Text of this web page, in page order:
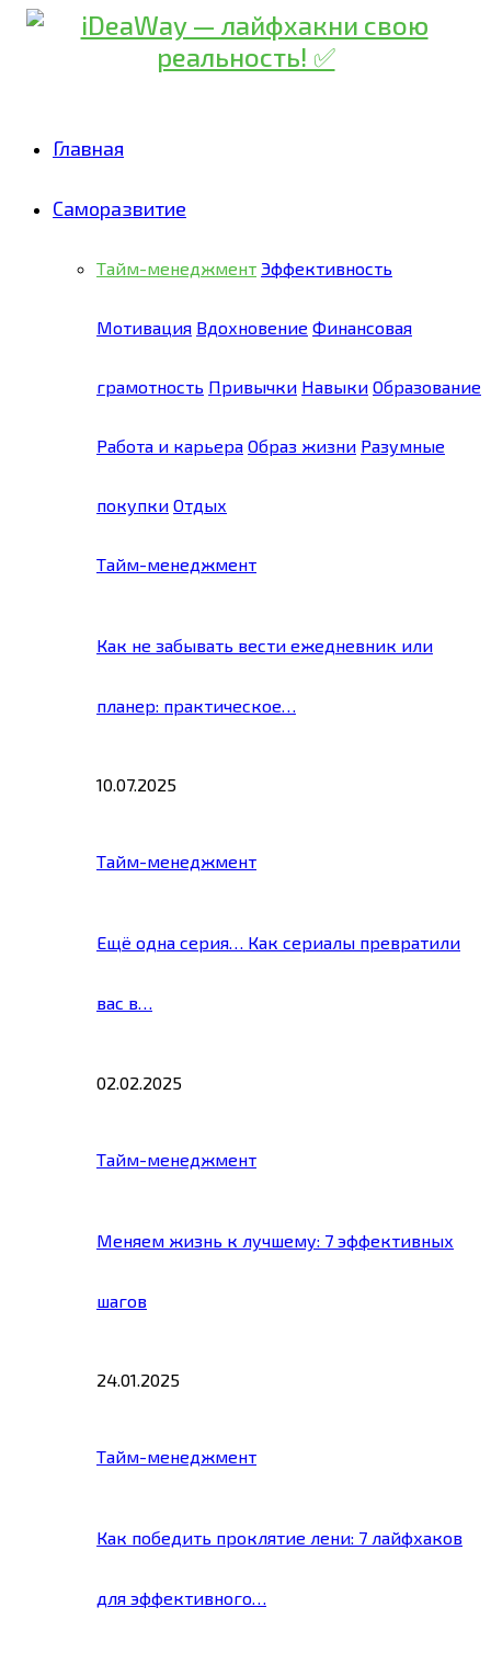
Главная
Саморазвитие
Тайм-менеджмент Эффективность
Мотивация Вдохновение Финансовая
грамотность Привычки Навыки Образование
Работа и карьера Образ жизни Разумные
покупки Отдых
Тайм-менеджмент
Как не забывать вести ежедневник или
планер: практическое…
10.07.2025
Тайм-менеджмент
Ещё одна серия… Как сериалы превратили
вас в…
02.02.2025
Тайм-менеджмент
Меняем жизнь к лучшему: 7 эффективных
шагов
24.01.2025
Тайм-менеджмент
Как победить проклятие лени: 7 лайфхаков
для эффективного…